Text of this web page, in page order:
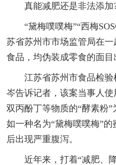
真能减肥还是非法添加
“黛梅噗噗梅”“西梅
苏省苏州市市场监管局在
食品，均伪装成零食的面目
江苏省苏州市食品检验
岑告诉记者，该案当事人使
双丙酚丁等物质的“酵素粉
如一种名为“黛梅噗噗梅”
后出现严重腹泻。
近年来，打着“减肥、降